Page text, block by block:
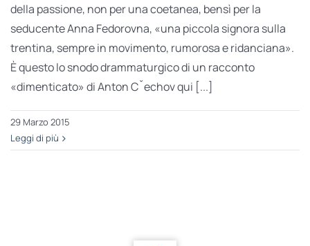
della passione, non per una coetanea, bensì per la
seducente Anna Fedorovna, «una piccola signora sulla
trentina, sempre in movimento, rumorosa e ridanciana».
È questo lo snodo drammaturgico di un racconto
«dimenticato» di Anton Cˇechov qui [...]
29 Marzo 2015
Leggi di più